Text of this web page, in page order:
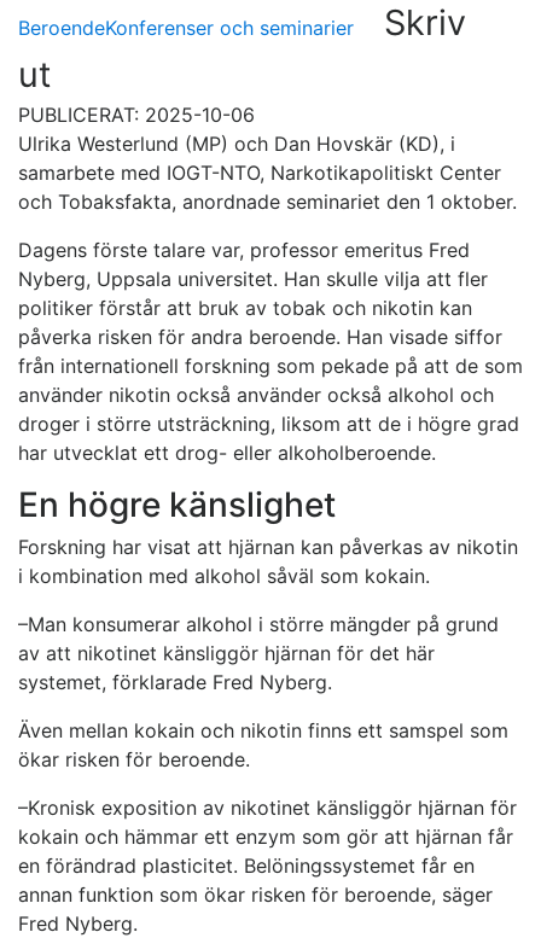
BeroendeKonferenser och seminarier
Skriv
ut
PUBLICERAT: 2025-10-06
Ulrika Westerlund (MP) och Dan Hovskär (KD), i
samarbete med IOGT-NTO, Narkotikapolitiskt Center
och Tobaksfakta, anordnade seminariet den 1 oktober.
Dagens förste talare var, professor emeritus Fred
Nyberg, Uppsala universitet. Han skulle vilja att fler
politiker förstår att bruk av tobak och nikotin kan
påverka risken för andra beroende. Han visade siffor
från internationell forskning som pekade på att de som
använder nikotin också använder också alkohol och
droger i större utsträckning, liksom att de i högre grad
har utvecklat ett drog- eller alkoholberoende.
En högre känslighet
Forskning har visat att hjärnan kan påverkas av nikotin
i kombination med alkohol såväl som kokain.
–Man konsumerar alkohol i större mängder på grund
av att nikotinet känsliggör hjärnan för det här
systemet, förklarade Fred Nyberg.
Även mellan kokain och nikotin finns ett samspel som
ökar risken för beroende.
–Kronisk exposition av nikotinet känsliggör hjärnan för
kokain och hämmar ett enzym som gör att hjärnan får
en förändrad plasticitet. Belöningssystemet får en
annan funktion som ökar risken för beroende, säger
Fred Nyberg.